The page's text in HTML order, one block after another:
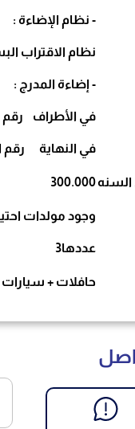
- نظام الإضاءة :
نظام الاقتراب
- إضاءة المدرج :
في الأطراف رقم
في النهاية رقم
السنه300.000
وجود مولدات
عددها3
حافلات + سيارات